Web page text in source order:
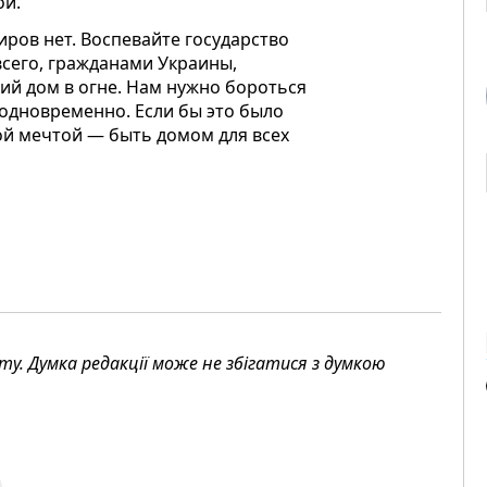
нет. Воспевайте государство
гражданами Украины,
дом в огне. Нам нужно бороться
Если бы это было
мечтой — быть домом для всех
Думка редакції може не збігатися з думкою